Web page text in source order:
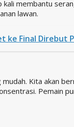
kali membantu
lawan.
ke Final Direbut
mudah. Kita akan
Pemain